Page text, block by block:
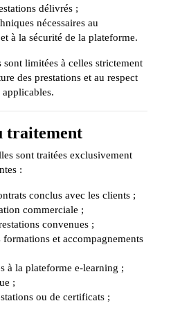
délivrés ;
nécessaires au
à la sécurité de la plateforme.
sont limitées à celles strictement
des prestations et au respect
traitement
sont traitées exclusivement
:
conclus avec les clients ;
commerciale ;
convenues ;
formations et accompagnements
à la plateforme e-learning ;
;
ou de certificats ;